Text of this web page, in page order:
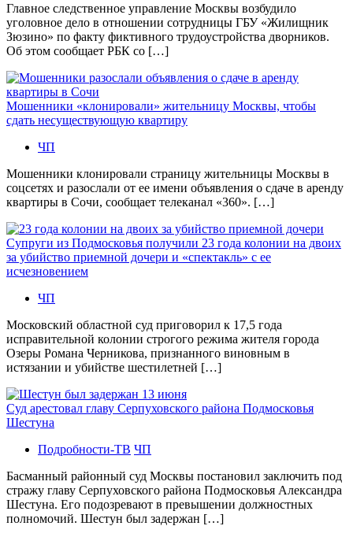
Главное следственное управление Москвы возбудило
уголовное дело в отношении сотрудницы ГБУ «Жилищник
Зюзино» по факту фиктивного трудоустройства дворников.
Об этом сообщает РБК со […]
Мошенники «клонировали» жительницу Москвы, чтобы
сдать несуществующую квартиру
ЧП
Мошенники клонировали страницу жительницы Москвы в
соцсетях и разослали от ее имени объявления о сдаче в аренду
квартиры в Сочи, сообщает телеканал «360». […]
Супруги из Подмосковья получили 23 года колонии на двоих
за убийство приемной дочери и «спектакль» с ее
исчезновением
ЧП
Московский областной суд приговорил к 17,5 года
исправительной колонии строгого режима жителя города
Озеры Романа Черникова, признанного виновным в
истязании и убийстве шестилетней […]
Суд арестовал главу Серпуховского района Подмосковья
Шестуна
Подробности-ТВ ЧП
Басманный районный суд Москвы постановил заключить под
стражу главу Серпуховского района Подмосковья Александра
Шестуна. Его подозревают в превышении должностных
полномочий. Шестун был задержан […]